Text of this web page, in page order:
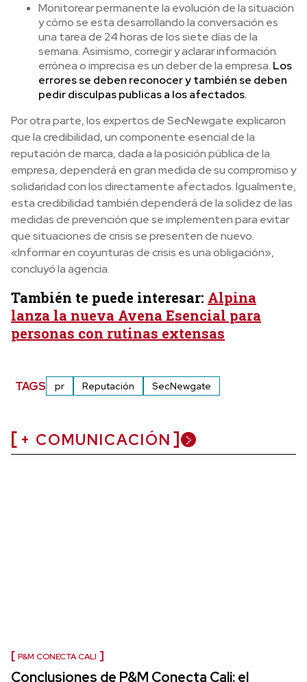
Monitorear permanente la evolución de la situación
y cómo se esta desarrollando la conversación es
una tarea de 24 horas de los siete días de la
semana. Asimismo, corregir y aclarar información
errónea o imprecisa es un deber de la empresa. Los
errores se deben reconocer y también se deben
pedir disculpas publicas a los afectados.
Por otra parte, los expertos de SecNewgate explicaron
que la credibilidad, un componente esencial de la
reputación de marca, dada a la posición pública de la
empresa, dependerá en gran medida de su compromiso y
solidaridad con los directamente afectados. Igualmente,
esta credibilidad también dependerá de la solidez de las
medidas de prevención que se implementen para evitar
que situaciones de crisis se presenten de nuevo.
«Informar en coyunturas de crisis es una obligación»,
concluyó la agencia.
También te puede interesar: Alpina
lanza la nueva Avena Esencial para
personas con rutinas extensas
TAGS pr Reputación SecNewgate
+ COMUNICACIÓN
P&M CONECTA CALI
Conclusiones de P&M Conecta Cali: el